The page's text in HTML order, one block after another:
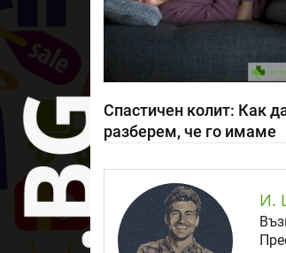
Спастичен колит: Как
разберем, че го имаме
И.